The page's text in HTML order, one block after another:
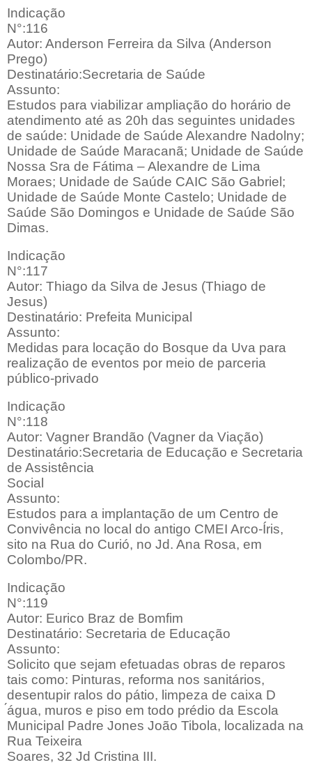
Indicação
N°:116
Autor: Anderson Ferreira da Silva (Anderson
Prego)
Destinatário:Secretaria de Saúde
Assunto:
Estudos para viabilizar ampliação do horário de
atendimento até as 20h das seguintes unidades
de saúde: Unidade de Saúde Alexandre Nadolny;
Unidade de Saúde Maracanã; Unidade de Saúde
Nossa Sra de Fátima – Alexandre de Lima
Moraes; Unidade de Saúde CAIC São Gabriel;
Unidade de Saúde Monte Castelo; Unidade de
Saúde São Domingos e Unidade de Saúde São
Dimas.
Indicação
N°:117
Autor: Thiago da Silva de Jesus (Thiago de
Jesus)
Destinatário: Prefeita Municipal
Assunto:
Medidas para locação do Bosque da Uva para
realização de eventos por meio de parceria
público-privado
Indicação
N°:118
Autor: Vagner Brandão (Vagner da Viação)
Destinatário:Secretaria de Educação e Secretaria
de Assistência
Social
Assunto:
Estudos para a implantação de um Centro de
Convivência no local do antigo CMEI Arco-Íris,
sito na Rua do Curió, no Jd. Ana Rosa, em
Colombo/PR.
Indicação
N°:119
Autor: Eurico Braz de Bomfim
Destinatário: Secretaria de Educação
Assunto:
Solicito que sejam efetuadas obras de reparos
tais como: Pinturas, reforma nos sanitários,
desentupir ralos do pátio, limpeza de caixa D
́água, muros e piso em todo prédio da Escola
Municipal Padre Jones João Tibola, localizada na
Rua Teixeira
Soares, 32 Jd Cristina III.